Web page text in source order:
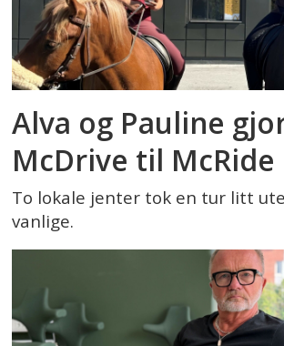
Alva og Pauline
McDrive til McRide
To lokale jenter tok en tur litt
vanlige.